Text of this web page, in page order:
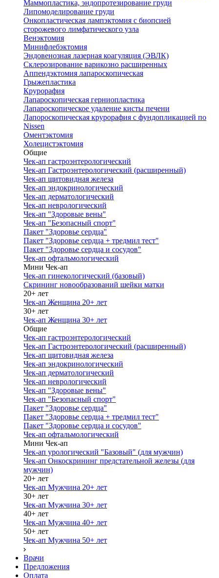
Маммопластика, эндопротезирование груди
Липомоделирование груди
Онкопластическая лампэктомия с биопсией
сторожевого лимфатического узла
Венэктомия
Минифлебэктомия
Эндовенозная лазерная коагуляция (ЭВЛК)
Склерозирование варикозно расширенных
Аппендэктомия лапароскопическая
Грыжепластика
Крурорафия
Лапароскопическая герниопластика
Лапароскопическое удаление кисты печени
Лапороскопическая крурорафия с фундопликацией по
Nissen
Оментэктомия
Холецистэктомия
Общие
Чек-ап гастроэнтерологический
Чек-ап Гастроэнтерологический (расширенный)
Чек-ап щитовидная железа
Чек-ап эндокринологический
Чек-ап дерматологический
Чек-ап неврологический
Чек-ап "Здоровые вены"
Чек-ап "Безопасный спорт"
Пакет "Здоровье сердца"
Пакет "Здоровье сердца + тредмил тест"
Пакет "Здоровье сердца и сосудов"
Чек-ап офтальмологический
Мини Чек-ап
Чек-ап гинекологический (базовый)
Скрининг новообразований шейки матки
20+ лет
Чек-ап Женщина 20+ лет
30+ лет
Чек-ап Женщина 30+ лет
Общие
Чек-ап гастроэнтерологический
Чек-ап Гастроэнтерологический (расширенный)
Чек-ап щитовидная железа
Чек-ап эндокринологический
Чек-ап дерматологический
Чек-ап неврологический
Чек-ап "Здоровые вены"
Чек-ап "Безопасный спорт"
Пакет "Здоровье сердца"
Пакет "Здоровье сердца + тредмил тест"
Пакет "Здоровье сердца и сосудов"
Чек-ап офтальмологический
Мини Чек-ап
Чек-ап урологический "Базовый" (для мужчин)
Чек-ап Онкоскрининг предстательной железы (для
мужчин)
20+ лет
Чек-ап Мужчина 20+ лет
30+ лет
Чек-ап Мужчина 30+ лет
40+ лет
Чек-ап Мужчина 40+ лет
50+ лет
Чек-ап Мужчина 50+ лет
Врачи
Предложения
Оплата